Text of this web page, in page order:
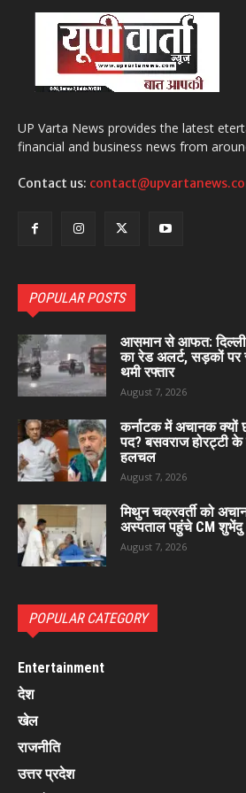
UP Varta News provides the latest
financial and business news from
Contact us:
POPULAR POSTS
आसमान से आफत: दिल्ली
का रेड अलर्ट, सड़कों
थमी रफ्तार
August 7, 2026
कर्नाटक में अचानक क्यों
पद? बसवराज होरट्टी
हलचल
August 7, 2026
मिथुन चक्रवर्ती को
अस्पताल पहुंचे CM शुभेंदु
August 7, 2026
POPULAR CATEGORY
Entertainment
देश
खेल
राजनीति
उत्तर प्रदेश